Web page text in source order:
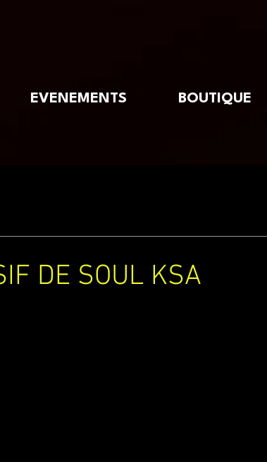
EVENEMENTS BOUTIQUE
DE SOUL KSA